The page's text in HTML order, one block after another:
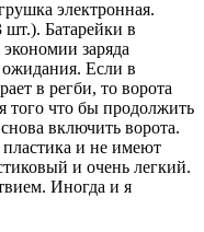
электронная.
шт.). Батарейки в
заряда
Если в
в регби, то ворота
того что бы продолжить
включить ворота.
и не имеют
и очень легкий.
Иногда и я